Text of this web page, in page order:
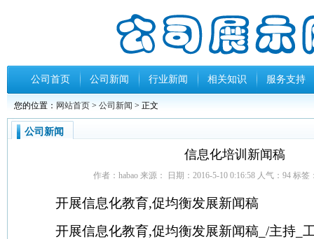
公司首页 公司新闻 行业新闻 相关知识 服务支持
您的位置： 网站首页 > 公司新闻 > 正文
公司新闻
信息化培训新闻稿
作者：habao 来源： 日期：2016-5-10 0:16:58 人气： 94标签
开展信息化教育,促均衡发展新闻稿
开展信息化教育,促均衡发展新闻稿_/主持_